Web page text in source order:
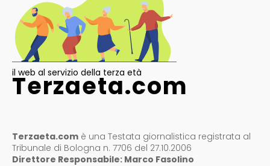
il web al servizio della terza età
Terzaeta.com
Terzaeta.com è una Testata giornalistica registrata al
Tribunale di Bologna n. 7706 del 27.10.2006
Direttore Responsabile: Marco Fasolino